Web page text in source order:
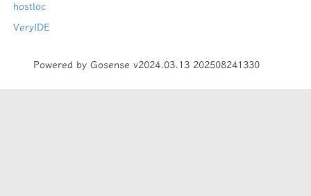
hostloc
VeryIDE
Powered by Gosense v2024.03.13 202508241330